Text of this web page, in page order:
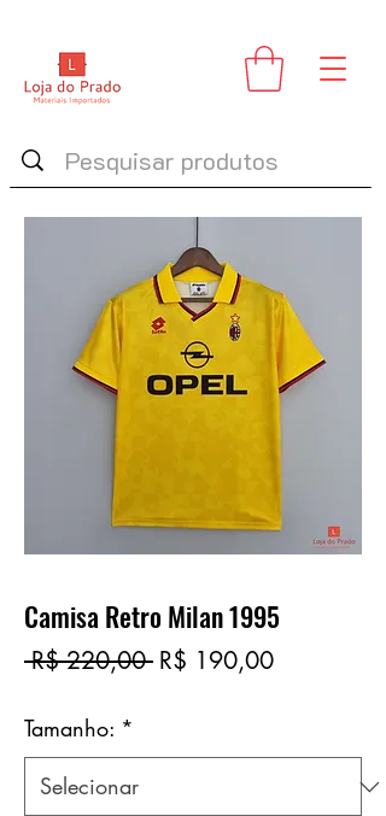
Camisa Retro Milan 1995
R$ 220,00 Preço
R$ 190,00Preço
Tamanho: *